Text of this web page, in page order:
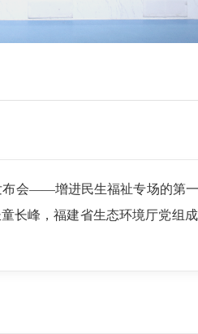
会——增进民生福祉专场的第
长峰，福建省生态环境厅党组